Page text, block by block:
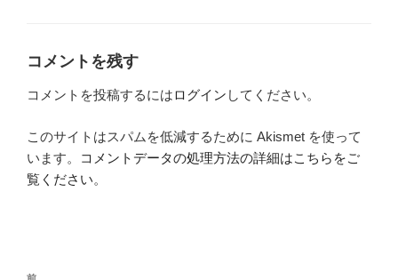
コメントを残す
コメントを投稿するにはログイン してください。
このサイトはスパムを低減するために Akismet を使って
います。
コメントデータの処理方法の詳細はこちらをご
覧ください。
投